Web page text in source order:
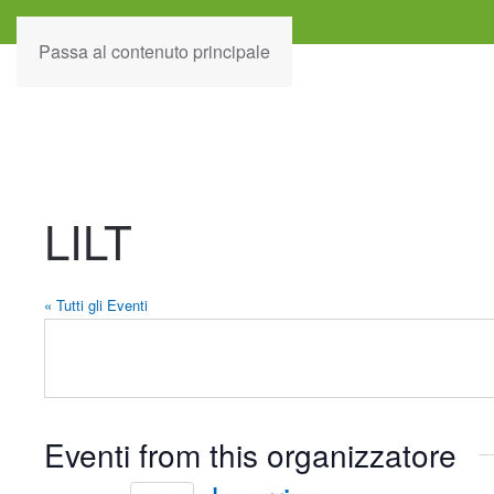
Passa al contenuto principale
LILT
« Tutti gli Eventi
Eventi from this organizzatore